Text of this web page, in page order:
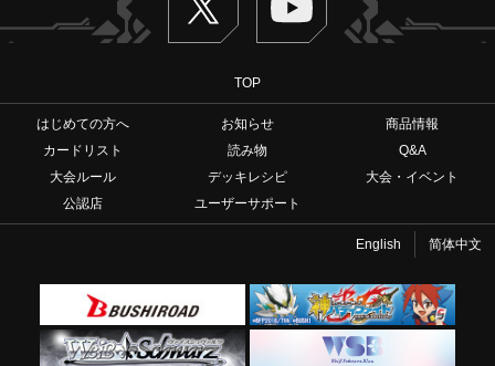
TOP
はじめての方へ お知らせ
商品情報
カードリスト
読み物
Q&A
大会ルール
デッキレシピ
大会・イベント
公認店
ユーザーサポート
English 简体中文